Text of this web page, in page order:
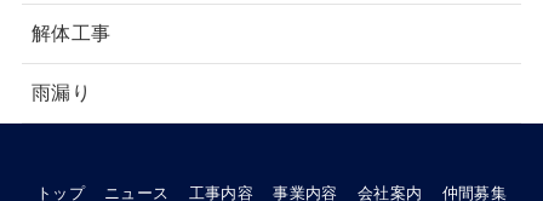
解体工事
雨漏り
トップ ニュース 工事内容 事業内容 会社案内 仲間募集